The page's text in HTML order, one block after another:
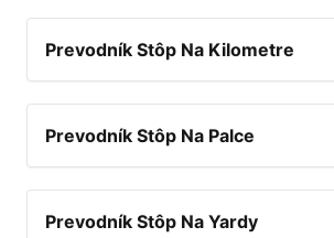
Prevodník Stôp Na Kilometre
Prevodník Stôp Na Palce
Prevodník Stôp Na Yardy